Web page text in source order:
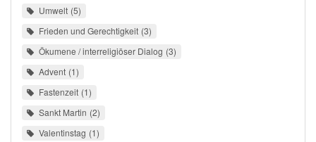
Umwelt 5
Frieden und Gerechtigkeit 3
Ökumene / interreligiöser Dialog 3
Advent 1
Fastenzeit 1
Sankt Martin 2
Valentinstag 1